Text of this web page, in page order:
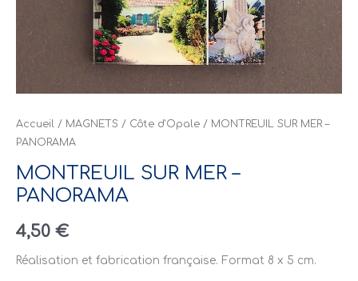
Accueil / MAGNETS / Côte d'Opale / MONTREUIL SUR MER –
PANORAMA
MONTREUIL SUR MER –
PANORAMA
4,50 €
Réalisation et fabrication française. Format 8 x 5 cm.